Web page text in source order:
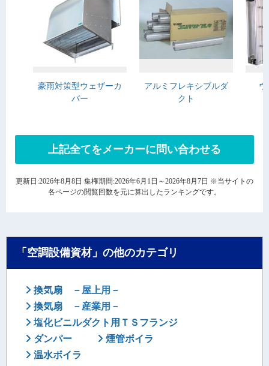
豪雨対策型ウェザーカ
バー
アルミフレキシブルダ
クト
上記全てをメーカーに問い合わせる
更新日:2026年8月8日 集権期間:2026年6月1日～2026年8月7日 ※当サイトの
各ページの閲覧回数を元に算出したランキングです。
「空調設備資材」の他のカテゴリ
換気扇 －屋上用－
換気扇 －産業用－
塩化ビニルダクト用ＴＳフランジ
ダンパー
煙管ボイラ
温水ボイラ